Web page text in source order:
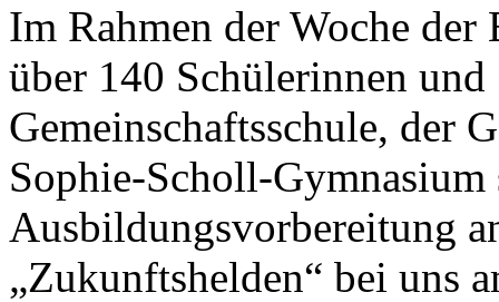
Im Rahmen der Woche
über 140 Schülerinnen
Gemeinschaftsschule, der
Sophie-Scholl-Gymnasium
Ausbildungsvorbereitung
„Zukunftshelden“ bei uns